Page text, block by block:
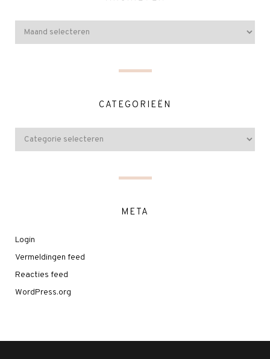
CATEGORIEËN
META
Login
Vermeldingen feed
Reacties feed
WordPress.org